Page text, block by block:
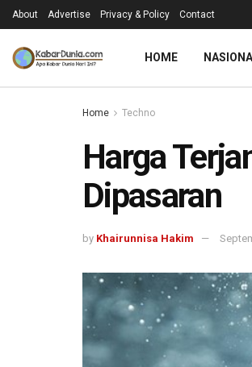
About Advertise Privacy & Policy Contact
HOME
Home Techno
Harga
Dipasaran
by Khairunnisa Hakim